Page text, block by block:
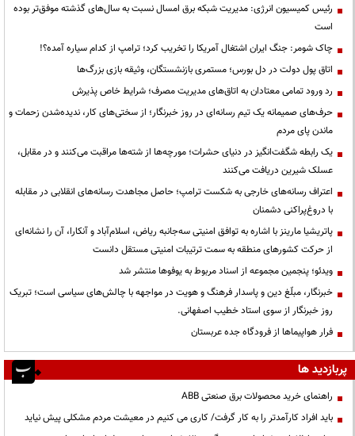
رئیس کمیسیون انرژی: مدیریت شبکه برق امسال نسبت به سال‌های گذشته موفق‌تر بوده
است
چاک شومر: جنگ ایران اشتغال آمریکا را تخریب کرد؛ ترامپ از کدام سیاره آمده؟!
اتاق پول دولت در دل بورس؛ مستمری بازنشستگان، وثیقه بازی بزرگ‌ها
رد ورود تمامی معتادان به اتاق‌های مدیریت مصرف؛ شرایط خاص پذیرش
حرف‌های صمیمانه یک تیم رسانه‌ای در روز خبرنگار؛ از سختی‌های کار، ندیده‌شدن زحمات و
ماندن پای مردم
یک رابطه شگفت‌انگیز در دنیای حشرات؛ مورچه‌ها از شته‌ها مراقبت می‌کنند و در مقابل،
عسلک شیرین دریافت می‌کنند
اعتراف رسانه‌های خارجی به شکست ترامپ؛ حاصل مجاهدت رسانه‌های انقلابی در مقابله
با دروغ‌پراکنی دشمنان
پاتریشیا مارینز با اشاره به توافق امنیتی سه‌جانبه ریاض، اسلام‌آباد و آنکارا، آن را نشانه‌ای
از حرکت کشورهای منطقه به سمت ترتیبات امنیتی مستقل دانست
ویدئو؛ پنجمین مجموعه از اسناد مربوط به یوفوها منتشر شد
خبرنگار، مبلّغ دین و پاسدار فرهنگ و هویت در مواجهه با چالش‌های سیاسی است؛ تبریک
روز خبرنگار از سوی استاد خطیب اصفهانی.
فرار هواپیماها از فرودگاه جده عربستان
پربازدید ها
راهنمای خرید محصولات برق صنعتی ABB
باید افراد کارآمدتر را به کار گرفت/ کاری می کنیم در معیشت مردم مشکلی پیش نیاید